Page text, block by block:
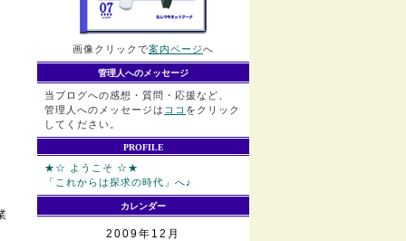
画像クリックで案内ページへ
管理人へのメッセージ
当ブログへの感想・質問・応援など、
管理人へのメッセージは ココ をクリック
してください。
PROFILE
★☆ ようこそ ☆★
「これからは探求の時代」へ♪
カレンダー
2009年12月